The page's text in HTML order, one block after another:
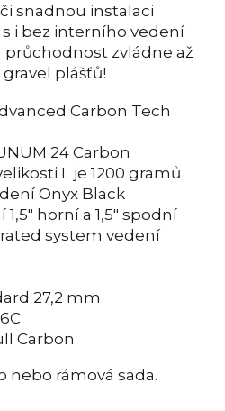
snadnou instalaci
i bez interního vedení
průchodnost zvládne až
plášťů!
Carbon Tech
24 Carbon
L je 1200 gramů
Onyx Black
1,5" horní a 1,5" spodní
system vedení
27,2 mm
Carbon
nebo rámová sada.